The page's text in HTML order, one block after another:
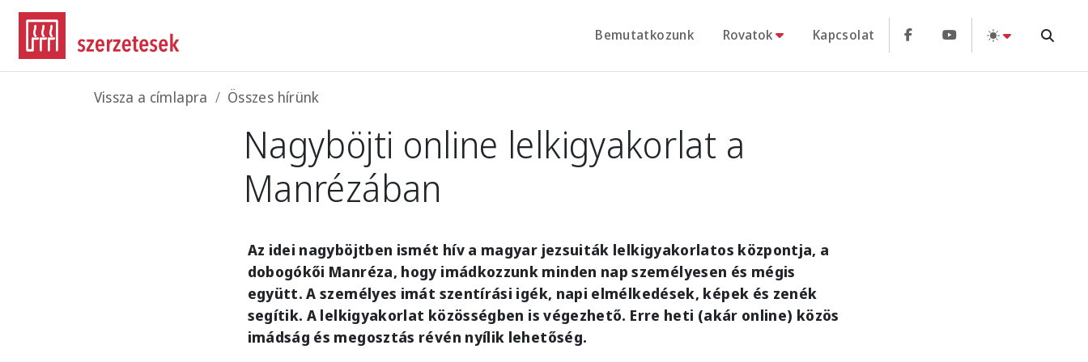
Ugrás a tartalomra
Bemutatkozunk Rovatok Kapcsolat
Morzsa
Vissza a címlapra Összes hírünk
Nagyböjti online lelkigyakorlat a
Manrézában
Az idei nagyböjtben ismét hív a magyar jezsuiták lelkigyakorlatos központja, a
dobogókői Manréza, hogy imádkozzunk minden nap személyesen és mégis
együtt. A személyes imát szentírási igék, napi elmélkedések, képek és zenék
segítik. A lelkigyakorlat közösségben is végezhető. Erre heti (akár online) közös
imádság és megosztás révén nyílik lehetőség.